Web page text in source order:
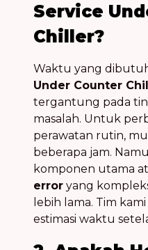
Service
Chiller?
Waktu yang
Under Counter
tergantung pada
masalah. Untuk
perawatan rutin,
beberapa jam.
komponen utama
error yang
lebih lama. Tim
estimasi waktu